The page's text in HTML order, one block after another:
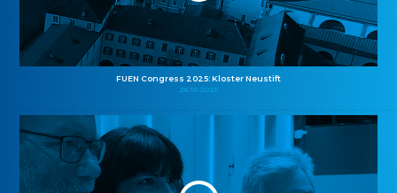
FUEN Congress 2025: Kloster Neustift
26.10.2025